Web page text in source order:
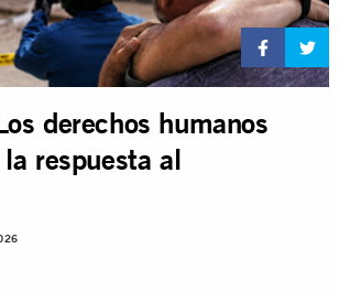
derechos humanos
respuesta al